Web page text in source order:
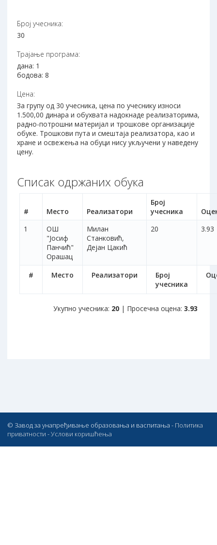
Број учесника:
30
Трајање програма:
дана: 1
бодова: 8
Цена:
За групу од 30 учесника, цена по учеснику износи
1.500,00 динара и обухвата надокнаде реализаторима,
радно-потрошни материјал и трошкове организације
обуке. Трошкови пута и смештаја реализатора, као и
хране и освежења на обуци нису укључени у наведену
цену.
Списак одржаних обука
# Место Реализатори
Број
учесника
# Место Реализатори
Број
учесника
1
ОШ
"Јосиф
Панчић"
Орашац
Милан
Станковић,
Дејан Цакић
20 3.93
Укупно учесника: 20 | Просечна оцена: 3.93
© Завод за унапређивање образовања и васпитања - Политика
приватности -Услови коришћења